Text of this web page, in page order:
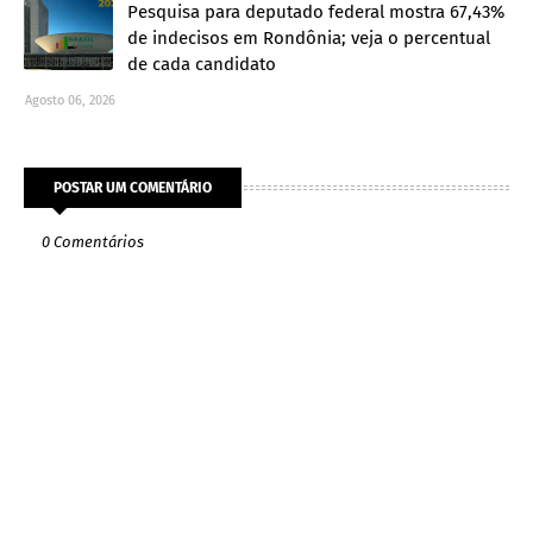
Pesquisa para deputado federal mostra 67,43%
de indecisos em Rondônia; veja o percentual
de cada candidato
Agosto 06, 2026
POSTAR UM COMENTÁRIO
0 Comentários